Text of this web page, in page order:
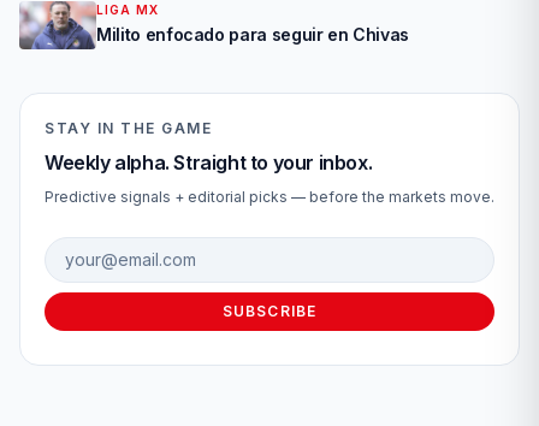
LIGA MX
Milito enfocado para seguir en Chivas
STAY IN THE GAME
Weekly alpha. Straight to your inbox.
Predictive signals + editorial picks — before the markets move.
Email address
SUBSCRIBE